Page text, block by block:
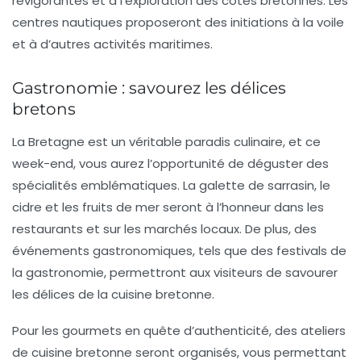
centres nautiques proposeront des initiations à la voile
et à d’autres activités maritimes.
Gastronomie : savourez les délices
bretons
La Bretagne est un véritable paradis culinaire, et ce
week-end, vous aurez l’opportunité de déguster des
spécialités emblématiques. La galette de sarrasin, le
cidre et les fruits de merseront à l’honneur dans les
restaurants et sur les marchés locaux. De plus, des
événements gastronomiques, tels que des festivals de
la gastronomie, permettront aux visiteurs de savourer
les délices de la cuisine bretonne.
Pour les gourmets en quête d’authenticité, des ateliers
de cuisine bretonne seront organisés, vous permettant